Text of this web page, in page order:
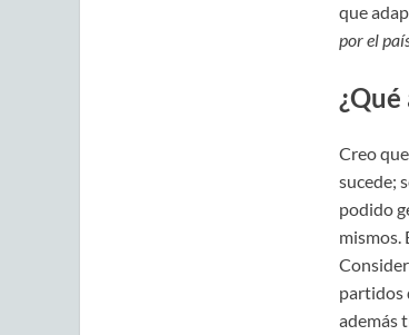
que
por el
Creo
sucede;
podido
mismos.
partidos
además